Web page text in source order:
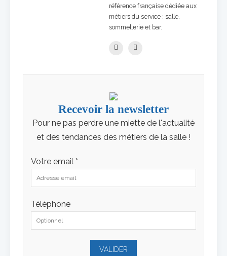
référence française dédiée aux
métiers du service : salle,
sommellerie et bar.
Recevoir la newsletter
Pour ne pas perdre une miette de l'actualité
et des tendances des métiers de la salle !
Votre email *
Téléphone